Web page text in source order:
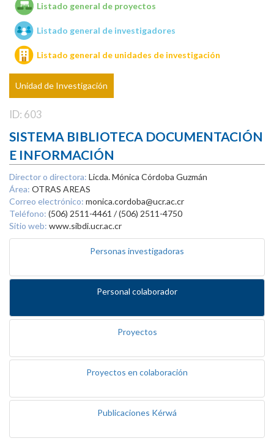
Unidades de investigación
Listado general de proyectos
Listado general de investigadores
Listado general de unidades de investigación
Unidad de Investigación
ID: 603
SISTEMA BIBLIOTECA DOCUMENTACIÓN
E INFORMACIÓN
Director o directora: Licda. Mónica Córdoba Guzmán
Área: OTRAS AREAS
Correo electrónico: monica.cordoba@ucr.ac.cr
Teléfono: (506) 2511-4461 / (506) 2511-4750
Sitio web: www.sibdi.ucr.ac.cr
Personas investigadoras
Personal colaborador
Proyectos
Proyectos en colaboración
Publicaciones Kérwá